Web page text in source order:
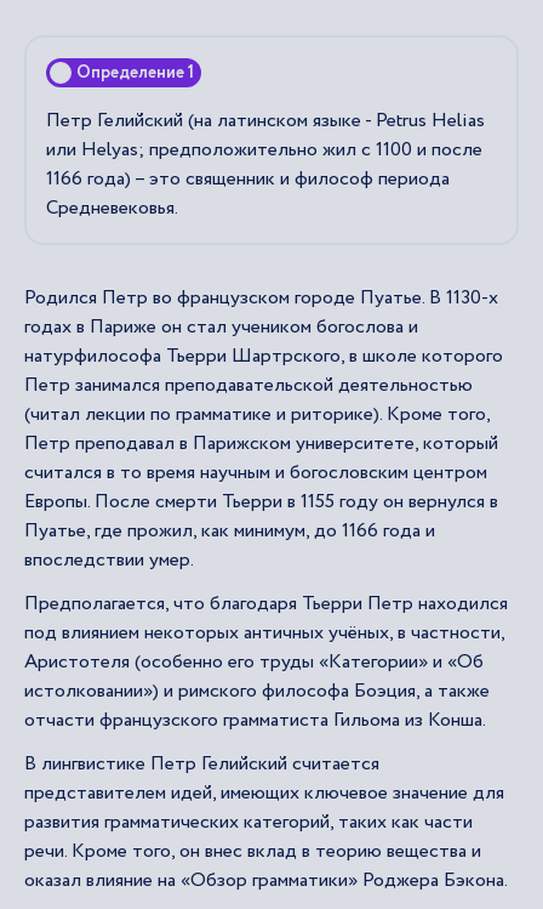
Определение 1
Петр Гелийский (на латинском языке - Petrus Helias
или Helyas; предположительно жил с 1100 и после
1166 года) – это священник и философ периода
Средневековья.
Родился Петр во французском городе Пуатье. В 1130-х
годах в Париже он стал учеником богослова и
натурфилософа Тьерри Шартрского, в школе которого
Петр занимался преподавательской деятельностью
(читал лекции по грамматике и риторике). Кроме того,
Петр преподавал в Парижском университете, который
считался в то время научным и богословским центром
Европы. После смерти Тьерри в 1155 году он вернулся в
Пуатье, где прожил, как минимум, до 1166 года и
впоследствии умер.
Предполагается, что благодаря Тьерри Петр находился
под влиянием некоторых античных учёных, в частности,
Аристотеля (особенно его труды «Категории» и «Об
истолковании») и римского философа Боэция, а также
отчасти французского грамматиста Гильома из Конша.
В лингвистике Петр Гелийский считается
представителем идей, имеющих ключевое значение для
развития грамматических категорий, таких как части
речи. Кроме того, он внес вклад в теорию вещества и
оказал влияние на «Обзор грамматики» Роджера Бэкона.